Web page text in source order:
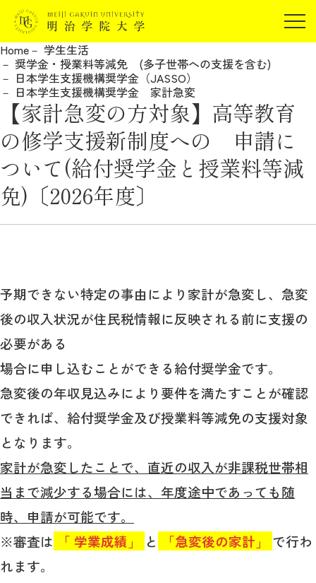
在学生の方
卒業生の方
保証人の方
企業・研究者の方
地域・一般の方
報道関係の方
JP
受験生の方
在学生の方
卒業生の方
明治学院大学について
教育
研究
学生生活
留学・国際交流
キャリア
ボランティア
生涯学習・社会連携
Home
学生生活
奨学金・授業料等減免 (多子世帯への支援を含む)
日本学生支援機構奨学金（JASSO）
日本学生支援機構奨学金 家計急変
【家計急変の方対象】高等教育
の修学支援新制度への 申請に
ついて(給付奨学金と授業料等減
免)〔2026年度〕
予期できない特定の事由により家計が急変し、急変
後の収入状況が住民税情報に反映される前に支援の
必要がある
場合に申し込むことができる給付奨学金です。
急変後の年収見込みにより要件を満たすことが確認
できれば、給付奨学金及び授業料等減免の支援対象
となります。
家計が急変したことで、直近の収入が非課税世帯相
当まで減少する場合には、年度途中であっても随
時、申請が可能です。
※審査は 「 学業成績」 と 「急変後の家計」 で行わ
れます。